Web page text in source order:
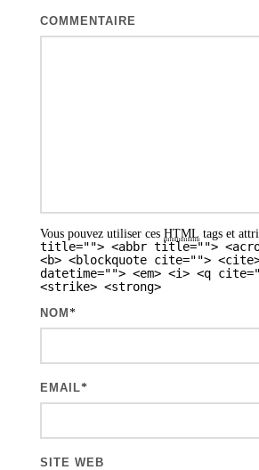
COMMENTAIRE
Vous pouvez utiliser ces HTML tags et
title=""> <abbr title="">
<b> <blockquote cite="">
datetime=""> <em> <i> <q
<strike> <strong>
NOM *
EMAIL*
SITE WEB